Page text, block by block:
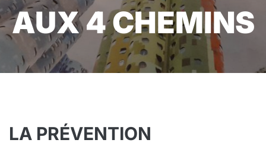
AUX 4 CHEMINS
LA PRÉVENTION